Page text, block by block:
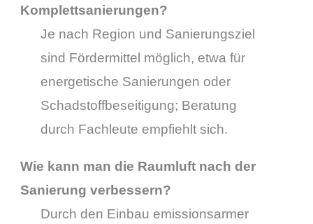
Komplettsanierungen?
Je nach Region und Sanierungsziel
sind Fördermittel möglich, etwa für
energetische Sanierungen oder
Schadstoffbeseitigung; Beratung
durch Fachleute empfiehlt sich.
Wie kann man die Raumluft nach der
Sanierung verbessern?
Durch den Einbau emissionsarmer